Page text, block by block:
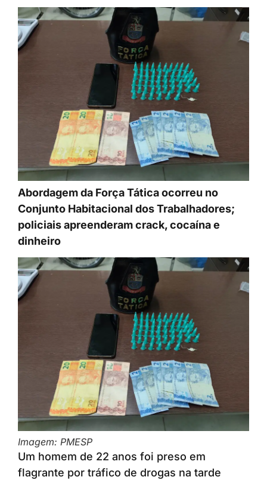
Abordagem da Força Tática ocorreu no
Conjunto Habitacional dos Trabalhadores;
policiais apreenderam crack, cocaína e
dinheiro
Imagem: PMESP
Um homem de 22 anos foi preso em
flagrante por tráfico de drogas na tarde